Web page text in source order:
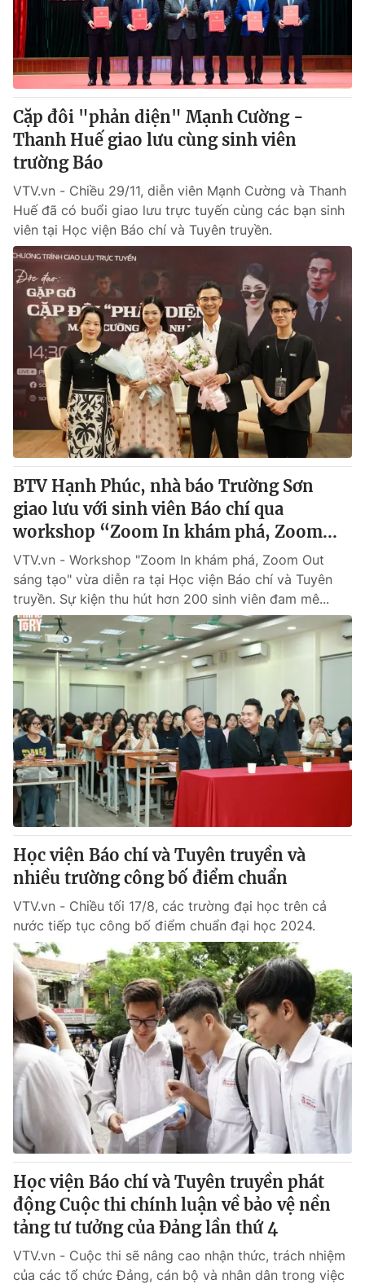
Cặp đôi "phản diện" Mạnh Cường -
Thanh Huế giao lưu cùng sinh viên
trường Báo
VTV.vn - Chiều 29/11, diễn viên Mạnh Cường và Thanh
Huế đã có buổi giao lưu trực tuyến cùng các bạn sinh
viên tại Học viện Báo chí và Tuyên truyền.
BTV Hạnh Phúc, nhà báo Trường Sơn
giao lưu với sinh viên Báo chí qua
workshop “Zoom In khám phá, Zoom...
VTV.vn - Workshop "Zoom In khám phá, Zoom Out
sáng tạo" vừa diễn ra tại Học viện Báo chí và Tuyên
truyền. Sự kiện thu hút hơn 200 sinh viên đam mê...
Học viện Báo chí và Tuyên truyền và
nhiều trường công bố điểm chuẩn
VTV.vn - Chiều tối 17/8, các trường đại học trên cả
nước tiếp tục công bố điểm chuẩn đại học 2024.
Học viện Báo chí và Tuyên truyền phát
động Cuộc thi chính luận về bảo vệ nền
tảng tư tưởng của Đảng lần thứ 4
VTV.vn - Cuộc thi sẽ nâng cao nhận thức, trách nhiệm
của các tổ chức Đảng, cán bộ và nhân dân trong việc